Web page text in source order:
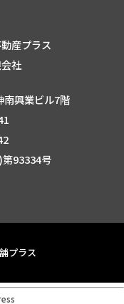
産プラス
社
興業ビル7階
93334号
プラス